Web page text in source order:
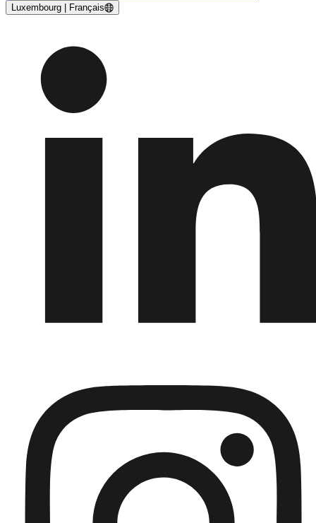
Luxembourg | Français